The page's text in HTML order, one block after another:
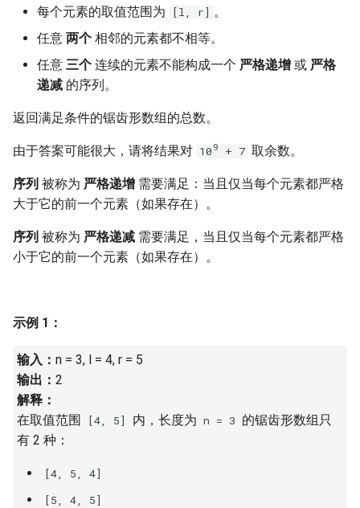
9. 用两个栈实现队列
10.1. 斐波那契数列
10.2. 青蛙跳台阶问题
11. 旋转数组的最小数字
13. 机器人的运动范围
14.1. 剪绳子
15. 二进制中 1 的个数
16. 数值的整数次方
17. 打印从 1 到最大的 n 位数
18. 删除链表的节点
19. 正则表达式匹配
6. 排序数组中两个数字之和
7. 数组中和为 0 的三个数
数组
10. 和为 k 的子数组
11. 和 1 个数相同的子数组
13. 二维子矩阵的和
14. 字符串中的变位词
15. 字符串中的所有变位词
16. 不含重复字符的最长子字
17. 含有所有字符的最短字符
1.6. 字符串压缩
1.7. 旋转矩阵
1.8. 零矩阵
1.9. 字符串轮转
2.2. 返回倒数第 k 个节点
2.3. 删除中间节点
2.5. 链表求和
2.6. 回文链表
2.7. 链表相交
2.8. 环路检测
3.1. 三合一
每个元素的取值范围为 [l, r] 。
任意 两个 相邻的元素都不相等。
任意 三个 连续的元素不能构成一个 严格递增 或 严格
递减 的序列。
返回满足条件的锯齿形数组的总数。
由于答案可能很大，请将结果对 10 9 + 7 取余数。
序列 被称为 严格递增 需要满足：当且仅当每个元素都严格
大于它的前一个元素（如果存在）。
序列 被称为 严格递减 需要满足，当且仅当每个元素都严格
小于它的前一个元素（如果存在）。
示例 1：
输入： n = 3, l = 4, r = 5
输出： 2
解释：
在取值范围
[4, 5] 内，长度为 n = 3 的锯齿形数组只
有 2 种：
[4, 5, 4]
[5, 4, 5]